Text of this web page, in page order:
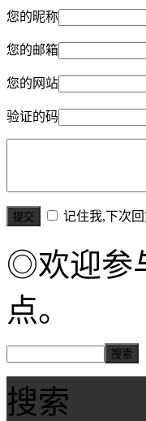
您的昵称
您的邮箱
您的网站
验证的码
记住我,下次
◎欢迎参
点。
搜索